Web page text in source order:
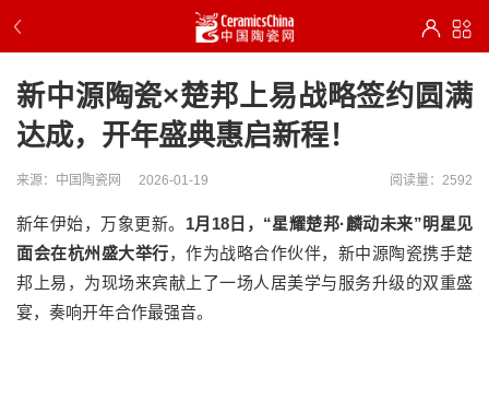
新中源陶瓷×楚邦上易战略签约圆满
达成，开年盛典惠启新程！
来源：中国陶瓷网 2026-01-19 阅读量：2592
新年伊始，万象更新。 1月18日，“星耀楚邦·麟动未来”明星见
面会在杭州盛大举行，作为战略合作伙伴，新中源陶瓷携手楚
邦上易，为现场来宾献上了一场人居美学与服务升级的双重盛
宴，奏响开年合作最强音。